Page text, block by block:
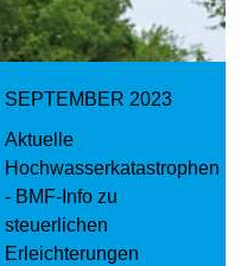
SEPTEMBER 2023
Aktuelle
Hochwasserkatastrophen
- BMF-Info zu
steuerlichen
Erleichterungen